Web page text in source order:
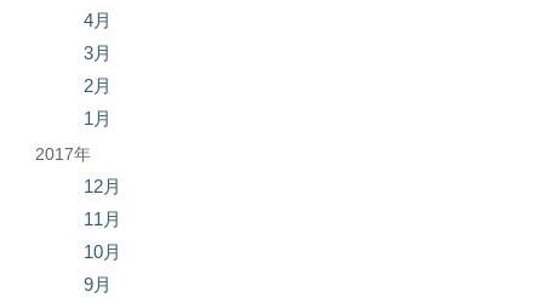
4月
3月
2月
1月
2017年
12月
11月
10月
9月